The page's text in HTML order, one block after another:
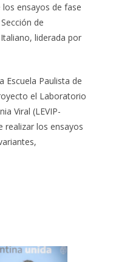
ensayos de fase
de
liderada por
Escuela Paulista de
el Laboratorio
Viral (LEVIP-
realizar los ensayos